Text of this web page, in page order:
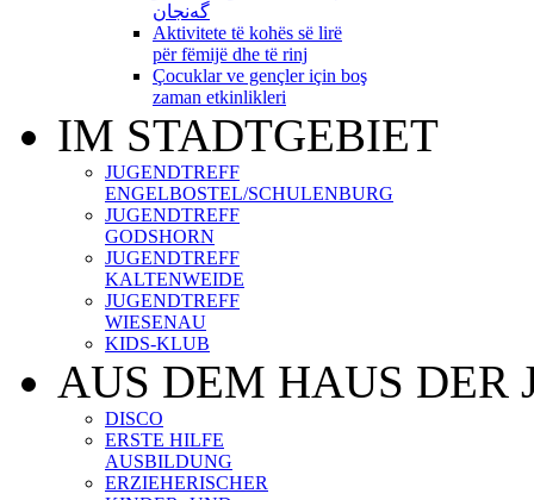
گەنجان
Aktivitete të kohës së lirë
për fëmijë dhe të rinj
Çocuklar ve gençler için boş
zaman etkinlikleri
IM STADTGEBIET
JUGENDTREFF
ENGELBOSTEL/SCHULENBURG
JUGENDTREFF
GODSHORN
JUGENDTREFF
KALTENWEIDE
JUGENDTREFF
WIESENAU
KIDS-KLUB
AUS DEM HAUS DER
DISCO
ERSTE HILFE
AUSBILDUNG
ERZIEHERISCHER